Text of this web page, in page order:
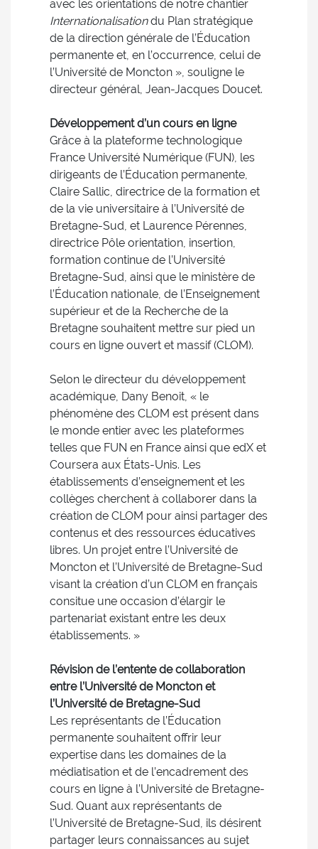
avec les orientations de notre chantier
Internationalisationdu Plan stratégique
de la direction générale de l’Éducation
permanente et, en l’occurrence, celui de
l’Université de Moncton », souligne le
directeur général, Jean-Jacques Doucet.
Développement d’un cours en ligne
Grâce à la plateforme technologique
France Université Numérique (FUN), les
dirigeants de l’Éducation permanente,
Claire Sallic, directrice de la formation et
de la vie universitaire à l’Université de
Bretagne-Sud, et Laurence Pérennes,
directrice Pôle orientation, insertion,
formation continue de l’Université
Bretagne-Sud, ainsi que le ministère de
l’Éducation nationale, de l’Enseignement
supérieur et de la Recherche de la
Bretagne souhaitent mettre sur pied un
cours en ligne ouvert et massif (CLOM).
Selon le directeur du développement
académique, Dany Benoit, « le
phénomène des CLOM est présent dans
le monde entier avec les plateformes
telles que FUN en France ainsi que edX et
Coursera aux États-Unis. Les
établissements d’enseignement et les
collèges cherchent à collaborer dans la
création de CLOM pour ainsi partager des
contenus et des ressources éducatives
libres. Un projet entre l’Université de
Moncton et l’Université de Bretagne-Sud
visant la création d’un CLOM en français
consitue une occasion d’élargir le
partenariat existant entre les deux
établissements. »
Révision de l’entente de collaboration
entre l’Université de Moncton et
l’Université de Bretagne-Sud
Les représentants de l’Éducation
permanente souhaitent offrir leur
expertise dans les domaines de la
médiatisation et de l’encadrement des
cours en ligne à l’Université de Bretagne-
Sud. Quant aux représentants de
l’Université de Bretagne-Sud, ils désirent
partager leurs connaissances au sujet